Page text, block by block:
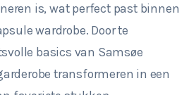
is, wat perfect past binnen
wardrobe. Door te
basics van Samsøe
transformeren in een